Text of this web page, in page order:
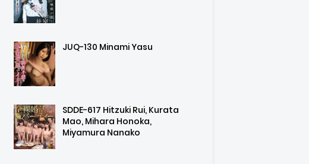
JUQ-130 Minami Yasu
SDDE-617 Hitzuki Rui, Kurata
Mao, Mihara Honoka,
Miyamura Nanako